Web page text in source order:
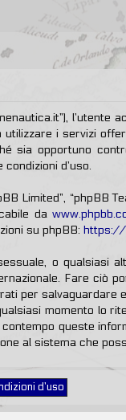
l’utente
i servizi
sia opportuno
d’uso.
Limited”, “phpBB
da
su phpBB: https://
o qualsiasi
Fare ciò
per salvaguardare
momento lo
queste
al sistema che